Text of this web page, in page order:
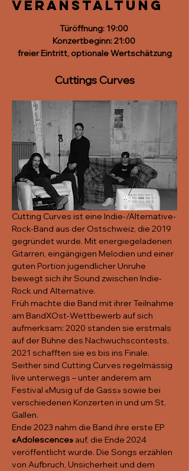
Veranstaltung
Türöffnung: 19:00
Konzertbeginn: 21:00
freier Eintritt, optionale Wertschätzung
Cuttings Curves
Cutting Curves ist eine Indie-/Alternative-
Rock-Band aus der Ostschweiz, die 2019
gegründet wurde. Mit energiegeladenen
Gitarren, eingängigen Melodien und einer
guten Portion jugendlicher Unruhe
bewegt sich ihr Sound zwischen Indie-
Rock und Alternative.
Früh machte die Band mit ihrer Teilnahme
am BandXOst-Wettbewerb auf sich
aufmerksam: 2020 standen sie erstmals
auf der Bühne des Nachwuchscontests,
2021 schafften sie es bis ins Finale.
Seither sind Cutting Curves regelmässig
live unterwegs – unter anderem am
Festival «Musig uf de Gass» sowie bei
verschiedenen Konzerten in und um St.
Gallen.
Ende 2023 nahm die Band ihre erste EP
«Adolescence» auf, die Ende 2024
veröffentlicht wurde. Die Songs erzählen
von Aufbruch, Unsicherheit und dem